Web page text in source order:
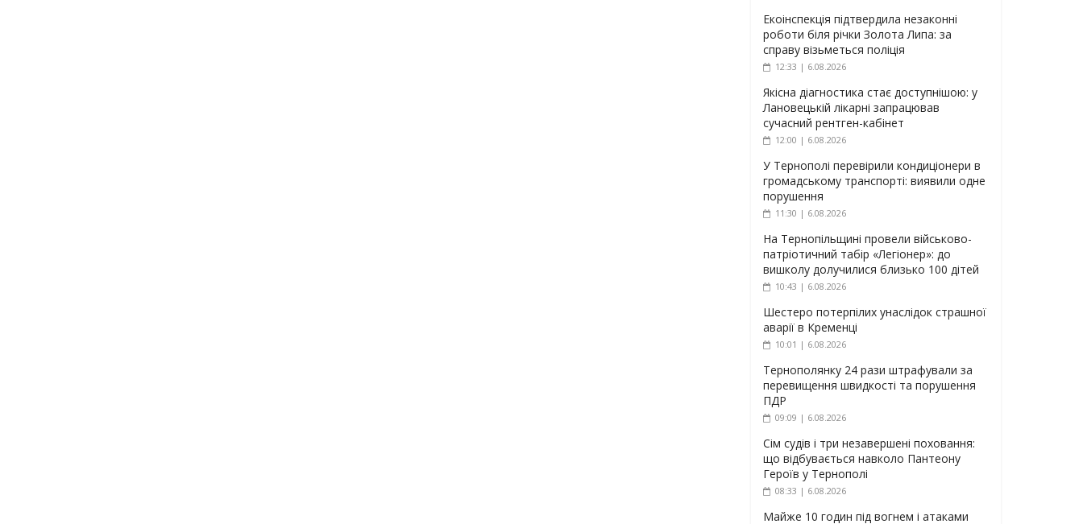
Екоінспекція підтвердила незаконні
роботи біля річки Золота Липа: за
справу візьметься поліція
12:33 | 6.08.2026
Якісна діагностика стає доступнішою: у
Лановецькій лікарні запрацював
сучасний рентген-кабінет
12:00 | 6.08.2026
У Тернополі перевірили кондиціонери в
громадському транспорті: виявили одне
порушення
11:30 | 6.08.2026
На Тернопільщині провели військово-
патріотичний табір «Легіонер»: до
вишколу долучилися близько 100 дітей
10:43 | 6.08.2026
Шестеро потерпілих унаслідок страшної
аварії в Кременці
10:01 | 6.08.2026
Тернополянку 24 рази штрафували за
перевищення швидкості та порушення
ПДР
09:09 | 6.08.2026
Сім судів і три незавершені поховання:
що відбувається навколо Пантеону
Героїв у Тернополі
08:33 | 6.08.2026
Майже 10 годин під вогнем і атаками